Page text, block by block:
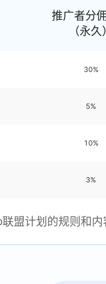
推广者分
（永久）
30%
5%
10%
3%
盟计划的规则和